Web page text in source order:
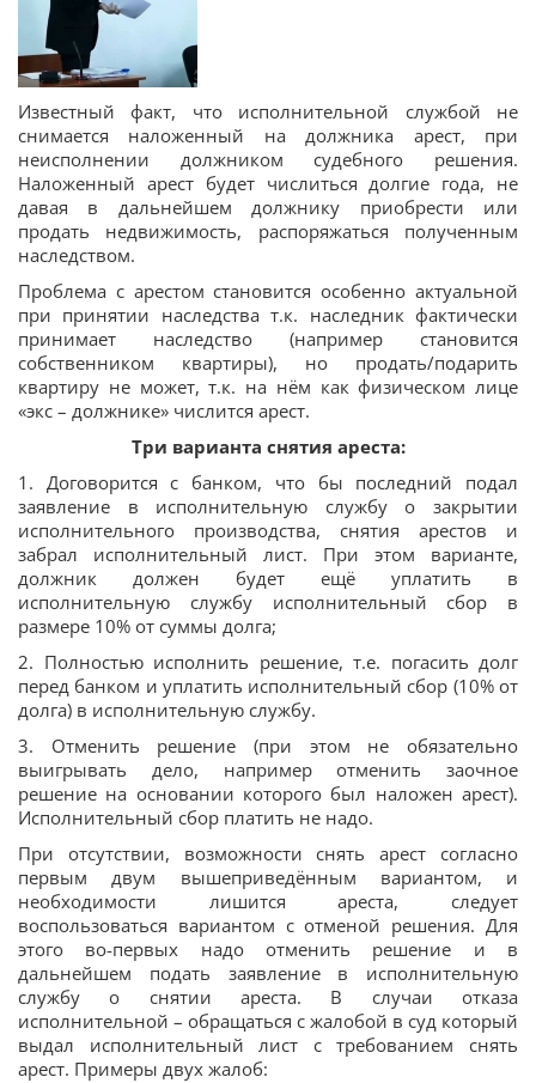
Известный факт, что исполнительной службой не
снимается наложенный на должника арест, при
неисполнении должником судебного решения.
Наложенный арест будет числиться долгие года, не
давая в дальнейшем должнику приобрести или
продать недвижимость, распоряжаться полученным
наследством.
Проблема с арестом становится особенно актуальной
при принятии наследства т.к. наследник фактически
принимает наследство (например становится
собственником квартиры), но продать/подарить
квартиру не может, т.к. на нём как физическом лице
«экс – должнике» числится арест.
Три варианта снятия ареста:
1. Договорится с банком, что бы последний подал
заявление в исполнительную службу о закрытии
исполнительного производства, снятия арестов и
забрал исполнительный лист. При этом варианте,
должник должен будет ещё уплатить в
исполнительную службу исполнительный сбор в
размере 10% от суммы долга;
2. Полностью исполнить решение, т.е. погасить долг
перед банком и уплатить исполнительный сбор (10% от
долга) в исполнительную службу.
3. Отменить решение (при этом не обязательно
выигрывать дело, например отменить заочное
решение на основании которого был наложен арест).
Исполнительный сбор платить не надо.
При отсутствии, возможности снять арест согласно
первым двум вышеприведённым вариантом, и
необходимости лишится ареста, следует
воспользоваться вариантом с отменой решения. Для
этого во-первых надо отменить решение и в
дальнейшем подать заявление в исполнительную
службу о снятии ареста. В случаи отказа
исполнительной – обращаться с жалобой в суд который
выдал исполнительный лист с требованием снять
арест. Примеры двух жалоб: